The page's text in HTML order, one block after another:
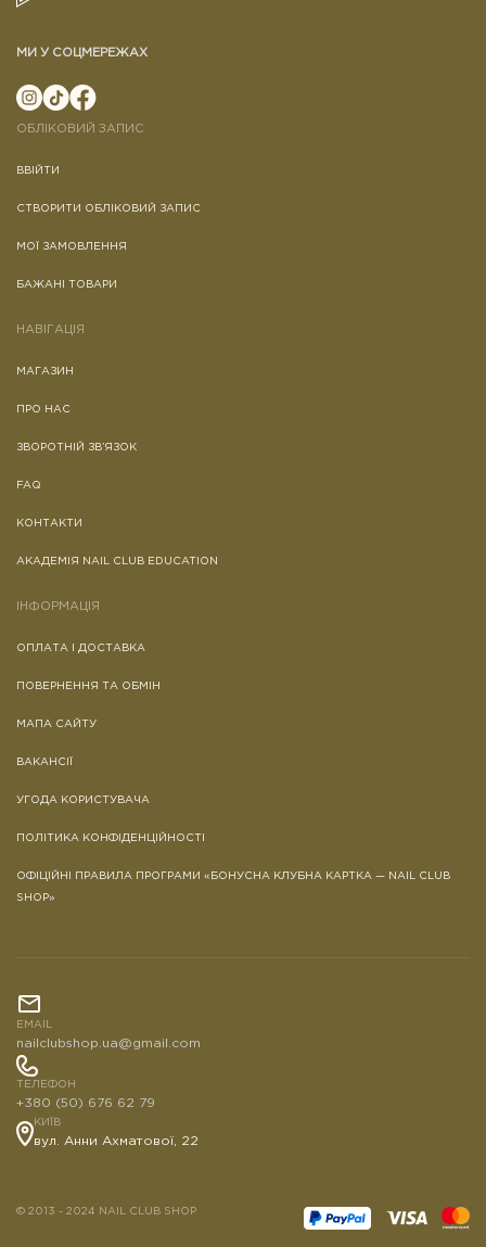
МИ У СОЦМЕРЕЖАХ
ОБЛІКОВИЙ ЗАПИС
ВВІЙТИ
СТВОРИТИ ОБЛІКОВИЙ ЗАПИС
МОЇ ЗАМОВЛЕННЯ
БАЖАНІ ТОВАРИ
НАВІГАЦІЯ
МАГАЗИН
ПРО НАС
ЗВОРОТНІЙ ЗВ’ЯЗОК
FAQ
КОНТАКТИ
АКАДЕМІЯ NAIL CLUB EDUCATION
ІНФОРМАЦІЯ
ОПЛАТА І ДОСТАВКА
ПОВЕРНЕННЯ ТА ОБМІН
МАПА САЙТУ
ВАКАНСІЇ
УГОДА КОРИСТУВАЧА
ПОЛІТИКА КОНФІДЕНЦІЙНОСТІ
ОФІЦІЙНІ ПРАВИЛА ПРОГРАМИ «БОНУСНА КЛУБНА КАРТКА — NAIL CLUB
SHOP»
EMAIL
nailclubshop.ua@gmail.com
ТЕЛЕФОН
+380 (50) 676 62 79
КИЇВ
вул. Анни Ахматової, 22
© 2013 - 2024 NAIL CLUB SHOP